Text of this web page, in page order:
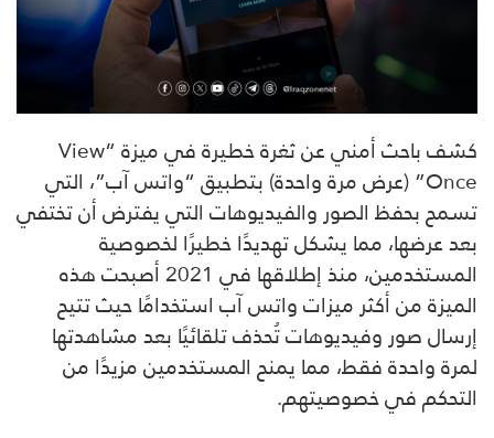
كشف باحث أمني عن ثغرة خطيرة في ميزة “View
Once” (عرض مرة واحدة) بتطبيق “واتس آب”، التي
تسمح بحفظ الصور والفيديوهات التي يفترض أن تختفي
بعد عرضها، مما يشكل تهديدًا خطيرًا لخصوصية
المستخدمين، منذ إطلاقها في 2021 أصبحت هذه
الميزة من أكثر ميزات واتس آب استخدامًا حيث تتيح
إرسال صور وفيديوهات تُحذف تلقائيًا بعد مشاهدتها
لمرة واحدة فقط، مما يمنح المستخدمين مزيدًا من
التحكم في خصوصيتهم.